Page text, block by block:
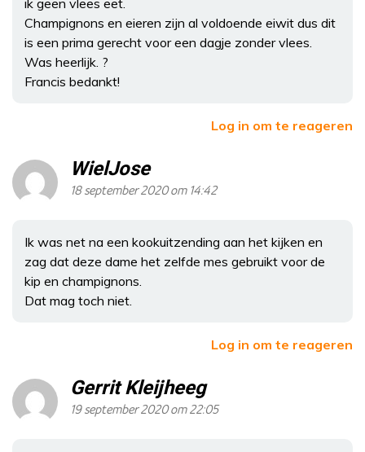
ik geen vlees eet.
Champignons en eieren zijn al voldoende eiwit dus dit
is een prima gerecht voor een dagje zonder vlees.
Was heerlijk. ?
Francis bedankt!
Log in om te reageren
WielJose
18 september 2020 om 14:42
Ik was net na een kookuitzending aan het kijken en
zag dat deze dame het zelfde mes gebruikt voor de
kip en champignons.
Dat mag toch niet.
Log in om te reageren
Gerrit Kleijheeg
19 september 2020 om 22:05